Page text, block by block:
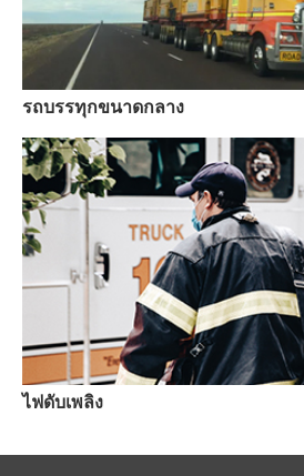
รถบรรทุกขนาดกลาง
ไฟดับเพลิง